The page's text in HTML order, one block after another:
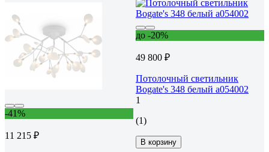
-41%
11 215 ₽
до -20%
49 800 ₽
Потолочный светильник
Bogate's 348 белый a054002
1
(1)
В корзину